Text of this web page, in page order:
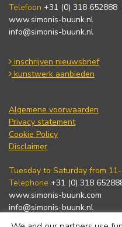
Telefoon +31 (0) 318 652888
www.simonis-buunk.nl
info@simonis-buunk.nl
inschrijven nieuwsbrief
kunstwerk aanbieden
Algemene voorwaarden
Privacy statement
Cookie Policy
Disclaimer
Tuesday to Saturday from
Telephone +31 (0) 318
www.simonis-buunk.com
info@simonis-buunk.nl